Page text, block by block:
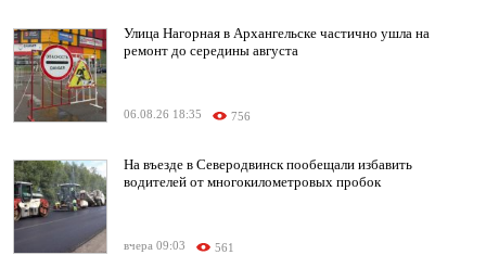
Улица Нагорная в Архангельске частично ушла на
ремонт до середины августа
06.08.26 18:35 756
На въезде в Северодвинск пообещали избавить
водителей от многокилометровых пробок
вчера 09:03 561